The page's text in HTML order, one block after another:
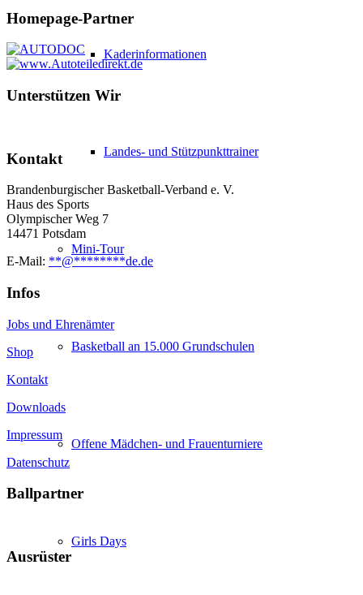
Kaderinformationen
Landes- und Stützpunkttrainer
Mini-Tour
Basketball an 15.000 Grundschulen
Offene Mädchen- und Frauenturniere
Girls Days
Homepage-Partner
Unterstützen Wir
Kontakt
Brandenburgischer Basketball-Verband e. V.
Haus des Sports
Olympischer Weg 7
14471 Potsdam
E-Mail: **@********de.de
Infos
Jobs und Ehrenämter
Shop
Kontakt
Downloads
Impressum
Datenschutz
Ballpartner
Ausrüster